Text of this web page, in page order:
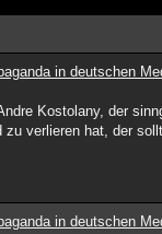
in deutschen
Kostolany, der
zu verlieren hat, der
in deutschen